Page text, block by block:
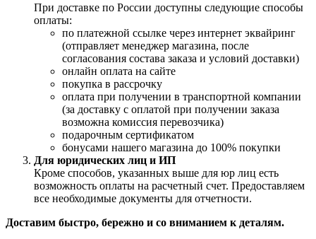
При доставке по России доступны следующие способы
оплаты:
по платежной ссылке через интернет эквайринг
(отправляет менеджер магазина, после
согласования состава заказа и условий доставки)
онлайн оплата на сайте
покупка в рассрочку
оплата при получении в транспортной компании
(за доставку с оплатой при получении заказа
возможна комиссия перевозчика)
подарочным сертификатом
бонусами нашего магазина до 100% покупки
Для юридических лиц и ИП
Кроме способов, указанных выше для юр лиц есть
возможность оплаты на расчетный счет. Предоставляем
все необходимые документы для отчетности.
Доставим быстро, бережно и со вниманием к деталям.